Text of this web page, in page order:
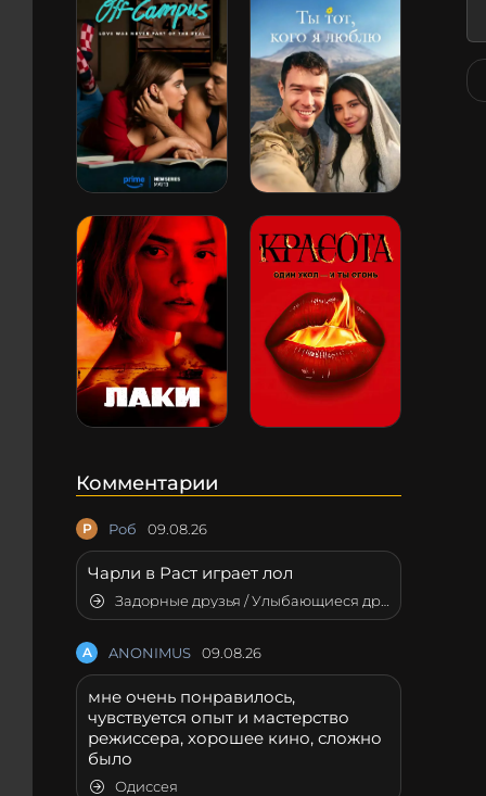
Комментарии
Р Роб 09.08.26
Чарли в Раст играет лол
Задорные друзья / Улыбающиеся друзья
A ANONIMUS 09.08.26
мне очень понравилось,
чувствуется опыт и мастерство
режиссера, хорошее кино, сложно
было
Одиссея